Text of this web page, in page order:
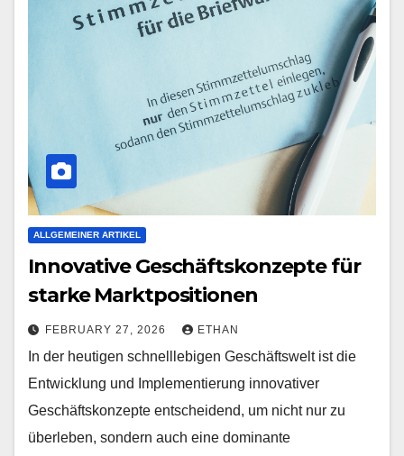
ALLGEMEINER ARTIKEL
Innovative Geschäftskonzepte für
starke Marktpositionen
FEBRUARY 27, 2026 ETHAN
In der heutigen schnelllebigen Geschäftswelt ist die
Entwicklung und Implementierung innovativer
Geschäftskonzepte entscheidend, um nicht nur zu
überleben, sondern auch eine dominante